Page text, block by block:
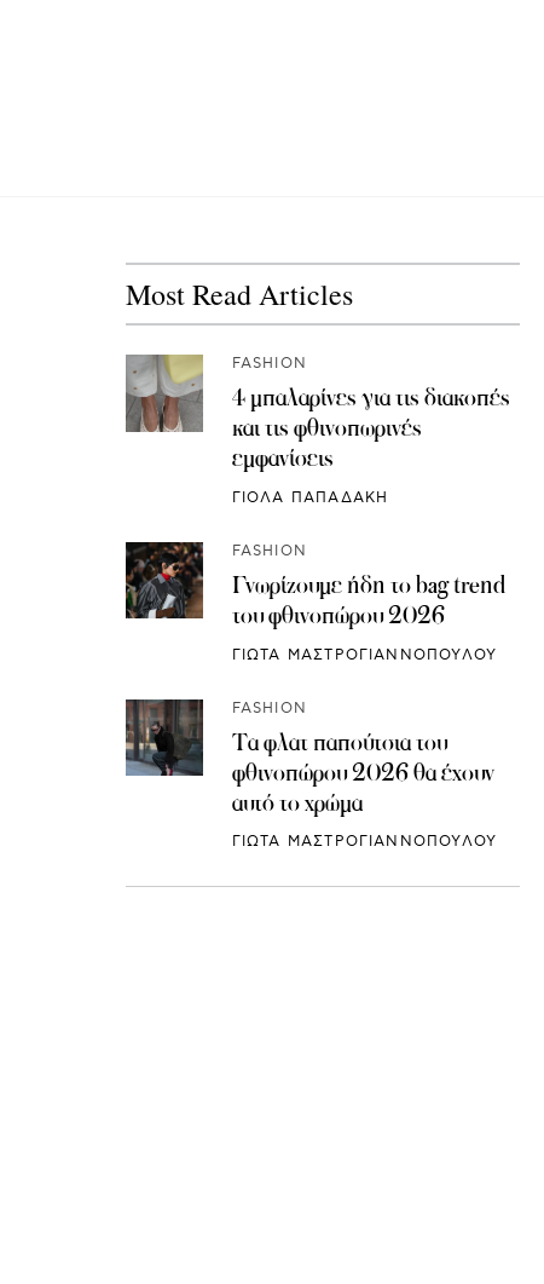
Most Read Articles
FASHION
4 μπαλαρίνες για τις διακοπές
και τις φθινοπωρινές
εμφανίσεις
ΓΙΟΛΑ ΠΑΠΑΔΑΚΗ
FASHION
Γνωρίζουμε ήδη το bag trend
του φθινοπώρου 2026
ΓΙΩΤΑ ΜΑΣΤΡΟΓΙΑΝΝΟΠΟΥΛΟΥ
FASHION
Τα φλατ παπούτσια του
φθινοπώρου 2026 θα έχουν
αυτό το χρώμα
ΓΙΩΤΑ ΜΑΣΤΡΟΓΙΑΝΝΟΠΟΥΛΟΥ